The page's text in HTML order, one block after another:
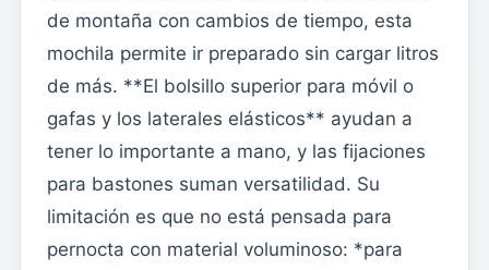
de montaña con cambios de tiempo, esta
mochila permite ir preparado sin cargar litros
de más. **El bolsillo superior para móvil o
gafas y los laterales elásticos** ayudan a
tener lo importante a mano, y las fijaciones
para bastones suman versatilidad. Su
limitación es que no está pensada para
pernocta con material voluminoso: *para